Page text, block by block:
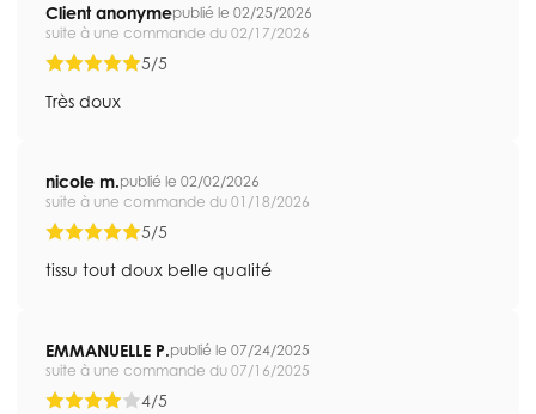
Client anonymepublié le 02/25/2026
suite à une commande du 02/17/2026
5/5
Très doux
nicole m.publié le 02/02/2026
suite à une commande du 01/18/2026
5/5
tissu tout doux belle qualité
EMMANUELLE P.publié le 07/24/2025
suite à une commande du 07/16/2025
4/5